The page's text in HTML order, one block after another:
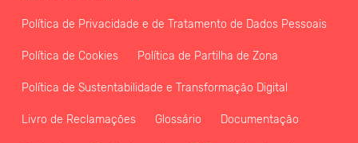
Política de Privacidade e de Tratamento de Dados Pessoais
Política de Cookies Política de Partilha de Zona
Política de Sustentabilidade e Transformação Digital
Livro de Reclamações Glossário Documentação